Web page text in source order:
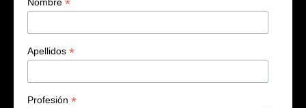
Nombre *
Apellidos *
Profesión *